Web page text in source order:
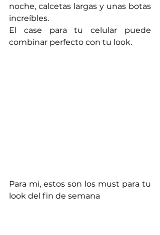
noche, calcetas largas y unas botas
increíbles.
El case para tu celular puede
combinar perfecto con tu look.
Para mi, estos son los must para tu
look del fin de semana